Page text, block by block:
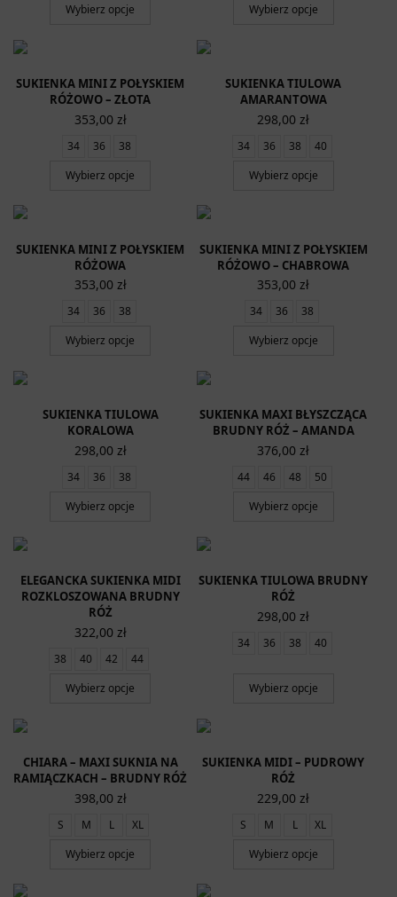
Wybierz opcje
Wybierz opcje
SUKIENKA MINI Z POŁYSKIEM
RÓŻOWO – ZŁOTA
353,00 zł
34 36
38
Wybierz opcje
SUKIENKA TIULOWA
AMARANTOWA
298,00 zł
34 36 38
40
Wybierz opcje
SUKIENKA MINI Z POŁYSKIEM
RÓŻOWA
353,00 zł
34 36
38
Wybierz opcje
SUKIENKA MINI Z POŁYSKIEM
RÓŻOWO – CHABROWA
353,00zł
34 36
38
Wybierz opcje
SUKIENKA TIULOWA
KORALOWA
298,00 zł
34 36
38
Wybierz opcje
SUKIENKA MAXI BŁYSZCZĄCA
BRUDNY RÓŻ – AMANDA
376,00zł
44 46 48
50
Wybierz opcje
ELEGANCKA SUKIENKA MIDI
ROZKLOSZOWANA BRUDNY
RÓŻ
322,00 zł
38 40 42
44
Wybierz opcje
SUKIENKA TIULOWA BRUDNY
RÓŻ
298,00 zł
34 36 38 40
Wybierz opcje
CHIARA – MAXI SUKNIA NA
RAMIĄCZKACH – BRUDNY RÓŻ
398,00 zł
S M L
XL
Wybierz opcje
SUKIENKA MIDI – PUDROWY
RÓŻ
229,00 zł
S M L
XL
Wybierz opcje